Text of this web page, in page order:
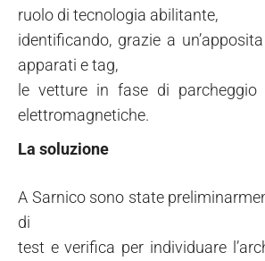
ruolo di tecnologia abilitante,
identificando, grazie a
apparati e tag,
le vetture in fase di parcheggio
elettromagnetiche.
La soluzione
A Sarnico sono state
di
test e verifica per individuare